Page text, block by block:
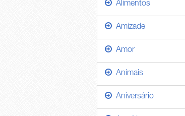
Alimentos
Amizade
Amor
Animais
Aniversário